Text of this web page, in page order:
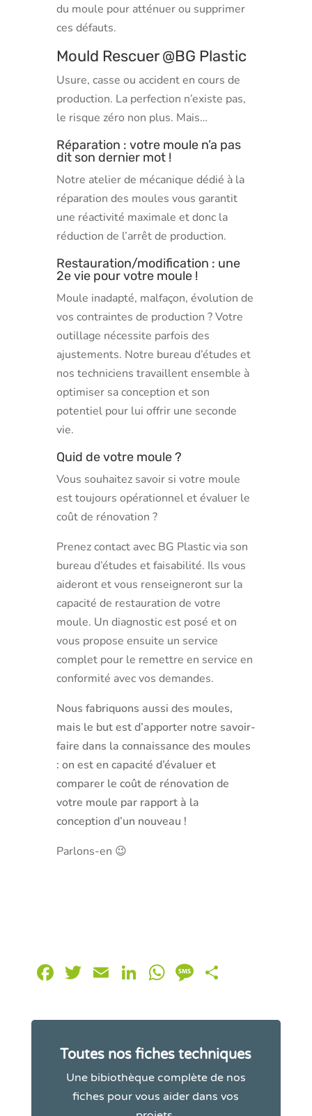
du moule pour atténuer ou supprimer
ces défauts.
Mould Rescuer@BG Plastic
Usure, casse ou accident en cours de
production. La perfection n’existe pas,
le risque zéro non plus. Mais…
Réparation : votre moule n’a pas
dit son dernier mot !
Notre atelier de mécanique dédié à la
réparation des moules vous garantit
une réactivité maximale et donc la
réduction de l’arrêt de production.
Restauration/modification : une
2e vie pour votre moule !
Moule inadapté, malfaçon, évolution de
vos contraintes de production ? Votre
outillage nécessite parfois des
ajustements. Notre bureau d’études et
nos techniciens travaillent ensemble à
optimiser sa conception et son
potentiel pour lui offrir une seconde
vie.
Quid de votre moule ?
Vous souhaitez savoir si votre moule
est toujours opérationnel et évaluer le
coût de rénovation ?
Prenez contact avec BG Plastic via son
bureau d’études et faisabilité. Ils vous
aideront et vous renseigneront sur la
capacité de restauration de votre
moule. Un diagnostic est posé et on
vous propose ensuite un service
complet pour le remettre en service en
conformité avec vos demandes.
Nous fabriquons aussi des moules,
mais le but est d’apporter notre savoir-
faire dans la connaissance des moules
: on est en capacité d’évaluer et
comparer le coût de rénovation de
votre moule par rapport à la
conception d’un nouveau !
Parlons-en 😉
Facebook
Twitter
EmailLinkedIn
WhatsApp
Message
Toutes nos fiches techniques
Une bibiothèque complète de nos
fiches pour vous aider dans vos